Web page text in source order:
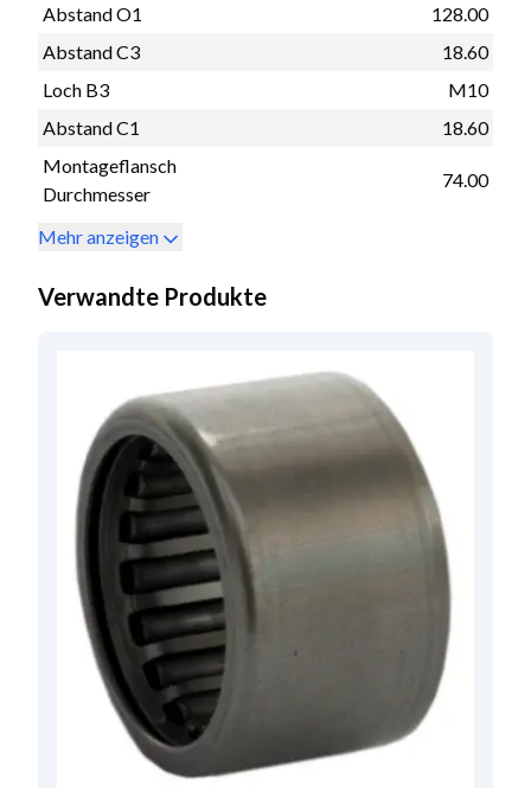
Abstand O1
128.00
Abstand C3
18.60
Loch B3
M10
Abstand C1
18.60
Montageflansch
Durchmesser
74.00
Mehr anzeigen
Verwandte Produkte